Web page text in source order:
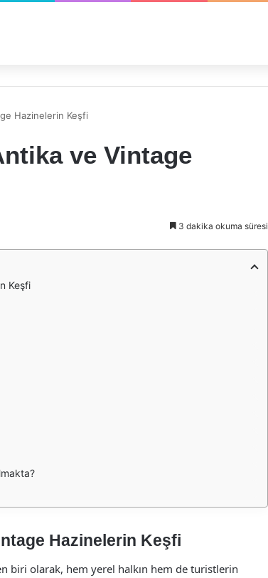
Hazinelerin Keşfi
ve Vintage
3 dakika okuma süresi
Keşfi
Hazinelerin Keşfi
biri olarak, hem yerel halkın hem de turistlerin